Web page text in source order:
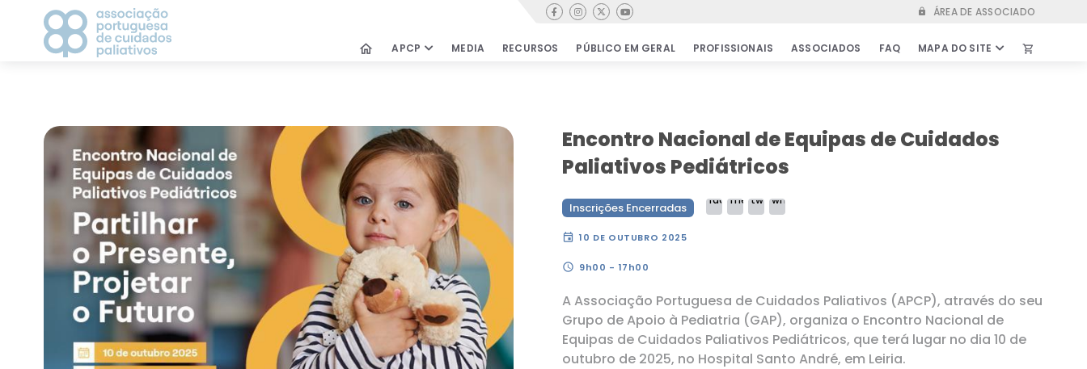
lock ÁREA DE ASSOCIADO
home APCP
MEDIA
RECURSOS PÚBLICO EM GERAL PROFISSIONAIS ASSOCIADOS FAQ MAPA DO SITE
Apresentação
Estatutos
História
Direção
Grupos de Trabalho
Visionários
Vantagem de ser associado
Parceiros
Contactos
2022
2023
CICLO DE DEBATES
AGENDA
MEDIA
Notícias
Comunicados de Imprensa
Recortes de Imprensa
Cuidados Paliativos
Encontrar equipas
Testemunhos
Movimento de Cidadãos
Perguntas Frequentes
COMO APOIAR
Cursos & Workshops
Oportunidades de Emprego
Revista de Cuidados
Publicações científicas
Clube de Leitura
Documentos
Vantagens de ser associado
LOJA ONLINE
shopping_cart
Encontro Nacional de Equipas de Cuidados
Paliativos Pediátricos
Inscrições Encerradas
event 10 DE OUTUBRO 2025
schedule 9h00 - 17h00
A Associação Portuguesa de Cuidados Paliativos (APCP), através do seu
Grupo de Apoio à Pediatria (GAP), organiza o Encontro Nacional de
Equipas de Cuidados Paliativos Pediátricos, que terá lugar no dia 10 de
outubro de 2025, no Hospital Santo André, em Leiria.